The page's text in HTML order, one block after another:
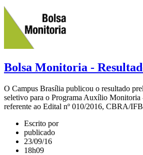
Bolsa Monitoria -
O Campus Brasília publicou o resultado
seletivo para o Programa Auxílio Monitoria
referente ao Edital nº 010/2016, CBRA/
Escrito por
publicado
23/09/16
18h09